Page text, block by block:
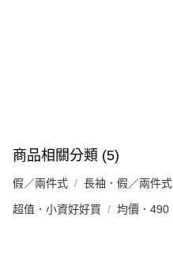
商品相關分類 (5)
假／兩件式 長袖．假／兩件式
超值．小資好好買 均價．490